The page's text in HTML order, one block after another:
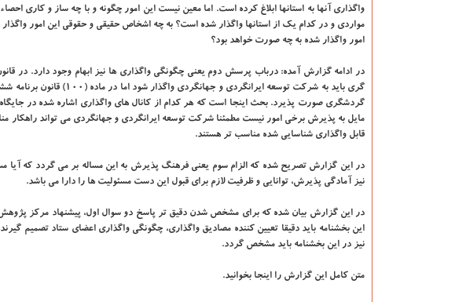
واگذاری آنها به استانها ابلاغ کرده است. اما معین نیست این امور چگونه و با چه ساز و کاری
مواردی و در کدام یک از استانها واگذار شده است؟ به چه اشخاص حقیقی و حقوقی این امور
امور واگذار شده به چه صورت خواهد بود؟
در ادامه گزارش آمده: درباب پرسش دوم یعنی چگونگی واگذاری ها نیز ابهام وجود دارد. در
گری باید به شرکت توسعه
گردشگری صورت پذیرد. بحث اینجا است که هر کدام از کانال های واگذاری اشاره شده در
مایل به پذیرش برخی امور نیست مطمئنا شرکت توسعه ایرانگردی و جهانگردی می تواند
قابل واگذاری شناسایی شده مناسب تر هستند.
در این گزارش تصریح شده که الزام سوم یعنی فرهنگ پذیرش به این مساله بر می گردد که آیا
نیز آمادگی پذیرش، توانایی و ظرفیت لازم برای قبول این دست مسئولیت ها را دارا می باشد.
در این گزارش بیان شده که برای مشخص شدن دقیق تر پاسخ دو سوال اول، پیشنهاد مرکز
این بخشنامه باید دقیقا تعیین کننده مصادیق واگذاری، چگونگی واگذاری اعضای ستاد تصمیم
نیز در این بخشنامه باید مشخص گردد.
متن کامل این گزارش را اینجا بخوانید.